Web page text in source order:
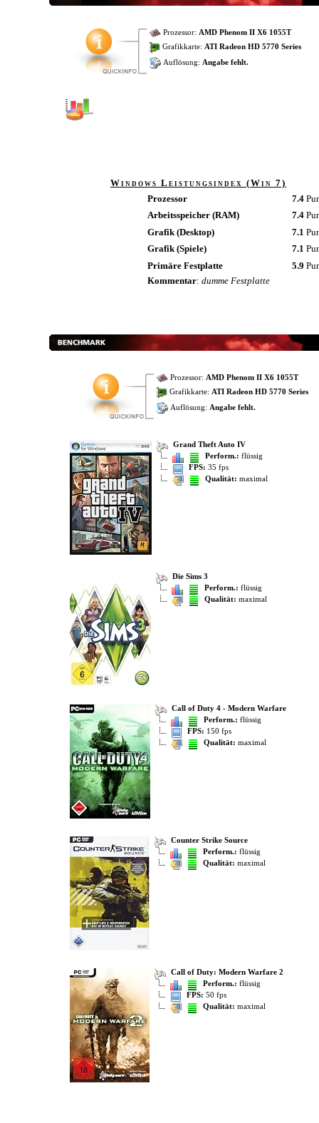
Prozessor: AMD Phenom II X6 1055T
Grafikkarte: ATI Radeon HD 5770 Series
Auflösung: Angabe fehlt.
Windows Leistungsindex (Win 7)
Prozessor
7.4
Arbeitsspeicher (RAM)
7.4
Grafik (Desktop)
7.1
Grafik (Spiele)
7.1
Primäre Festplatte
5.9
Kommentar: dumme Festplatte
Prozessor: AMD Phenom II X6 1055T
Grafikkarte: ATI Radeon HD 5770 Series
Auflösung: Angabe fehlt.
Grand Theft Auto IV
Perform.: flüssig
FPS: 35 fps
Qualität: maximal
Die Sims 3
Perform.: flüssig
Qualität: maximal
Call of Duty 4 - Modern Warfare
Perform.: flüssig
FPS: 150 fps
Qualität: maximal
Counter Strike Source
Perform.: flüssig
Qualität: maximal
Call of Duty: Modern Warfare 2
Perform.: flüssig
FPS: 50 fps
Qualität: maximal